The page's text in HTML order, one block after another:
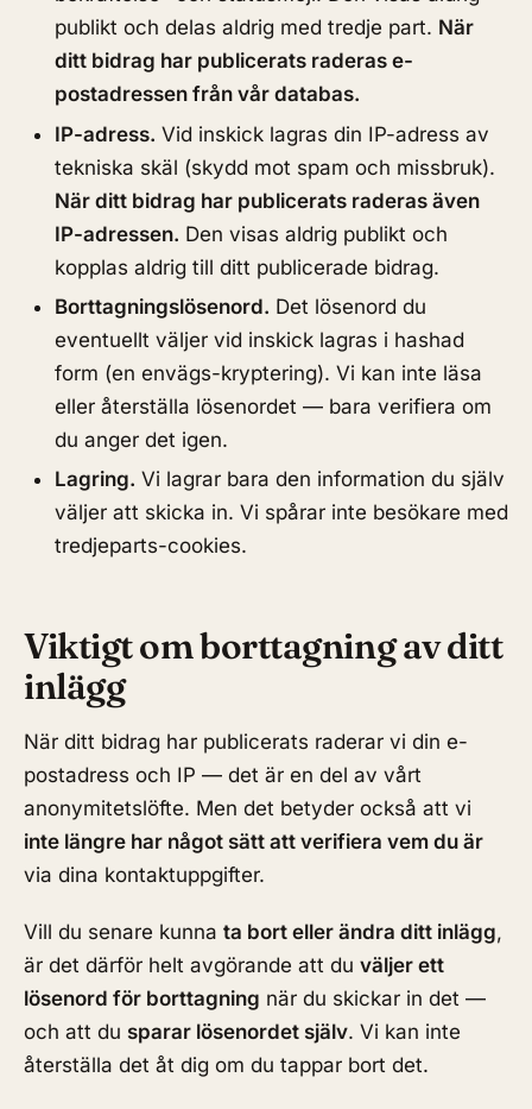
publikt och delas aldrig med tredje part. När
ditt bidrag har publicerats raderas e-
postadressen från vår databas.
IP-adress. Vid inskick lagras din IP-adress av
tekniska skäl (skydd mot spam och missbruk).
När ditt bidrag har publicerats raderas även
IP-adressen. Den visas aldrig publikt och
kopplas aldrig till ditt publicerade bidrag.
Borttagningslösenord. Det lösenord du
eventuellt väljer vid inskick lagras i hashad
form (en envägs-kryptering). Vi kan inte läsa
eller återställa lösenordet — bara verifiera om
du anger det igen.
Lagring. Vi lagrar bara den information du själv
väljer att skicka in. Vi spårar inte besökare med
tredjeparts-cookies.
Viktigt om borttagning av ditt
inlägg
När ditt bidrag har publicerats raderar vi din e-
postadress och IP — det är en del av vårt
anonymitetslöfte. Men det betyder också att vi
inte längre har något sätt att verifiera vem du är
via dina kontaktuppgifter.
Vill du senare kunna ta bort eller ändra ditt inlägg,
är det därför helt avgörande att du väljer ett
lösenord för borttagning när du skickar in det —
och att du sparar lösenordet själv. Vi kan inte
återställa det åt dig om du tappar bort det.